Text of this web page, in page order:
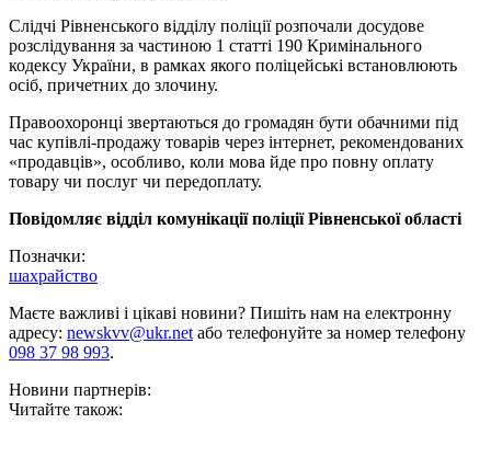
Слідчі Рівненського відділу поліції розпочали досудове
розслідування за частиною 1 статті 190 Кримінального
кодексу України, в рамках якого поліцейські встановлюють
осіб, причетних до злочину.
Правоохоронці звертаються до громадян бути обачними під
час купівлі-продажу товарів через інтернет, рекомендованих
«продавців», особливо, коли мова йде про повну оплату
товару чи послуг чи передоплату.
Повідомляє відділ комунікації поліції Рівненської області
Позначки:
шахрайство
Маєте важливі і цікаві новини? Пишіть нам на електронну
адресу: newskvv@ukr.netабо телефонуйте за номер телефону
098 37 98 993.
Новини партнерів:
Читайте також: